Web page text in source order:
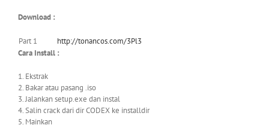
Download :
Part 1
http://tonancos.com/3Pl3
Cara Install :
1. Ekstrak
2. Bakar atau pasang .iso
3. Jalankan setup.exe dan instal
4. Salin crack dari dir CODEX ke installdir
5. Mainkan